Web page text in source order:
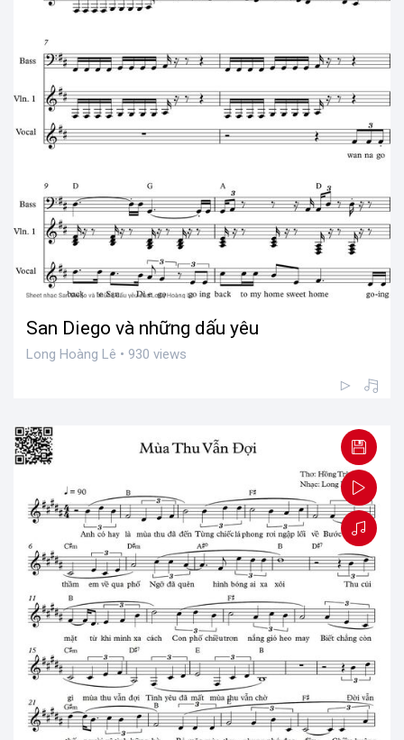
San Diego và những dấu yêu
Long Hoàng Lê • 930 views